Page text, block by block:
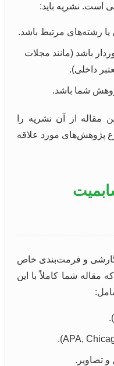
یا رشته‌های مرتبط باشد.
باشد (مانند مجلات
شما باشد.
مقاله از آن نشریه را
پژوهش‌های مورد علاقه
و فرمت‌بندی خاص
مقاله شما کاملاً با این
و تصاویر.